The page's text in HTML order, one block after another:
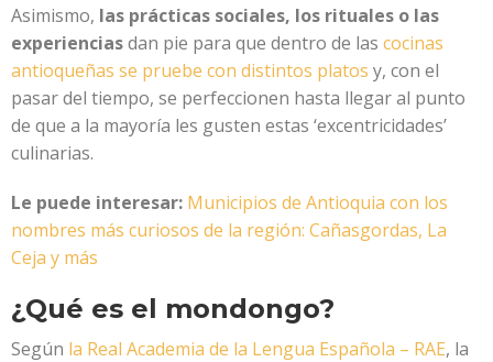
Asimismo, las prácticas sociales, los rituales o las
experienciasdan pie para que dentro de las cocinas
antioqueñas se pruebe con distintos platos y, con el
pasar del tiempo, se perfeccionen hasta llegar al punto
de que a la mayoría les gusten estas ‘excentricidades’
culinarias.
Le puede interesar: Municipios de Antioquia con los
nombres más curiosos de la región: Cañasgordas, La
Ceja y más
¿Qué es el mondongo?
Según la Real Academia de la Lengua Española – RAE, la